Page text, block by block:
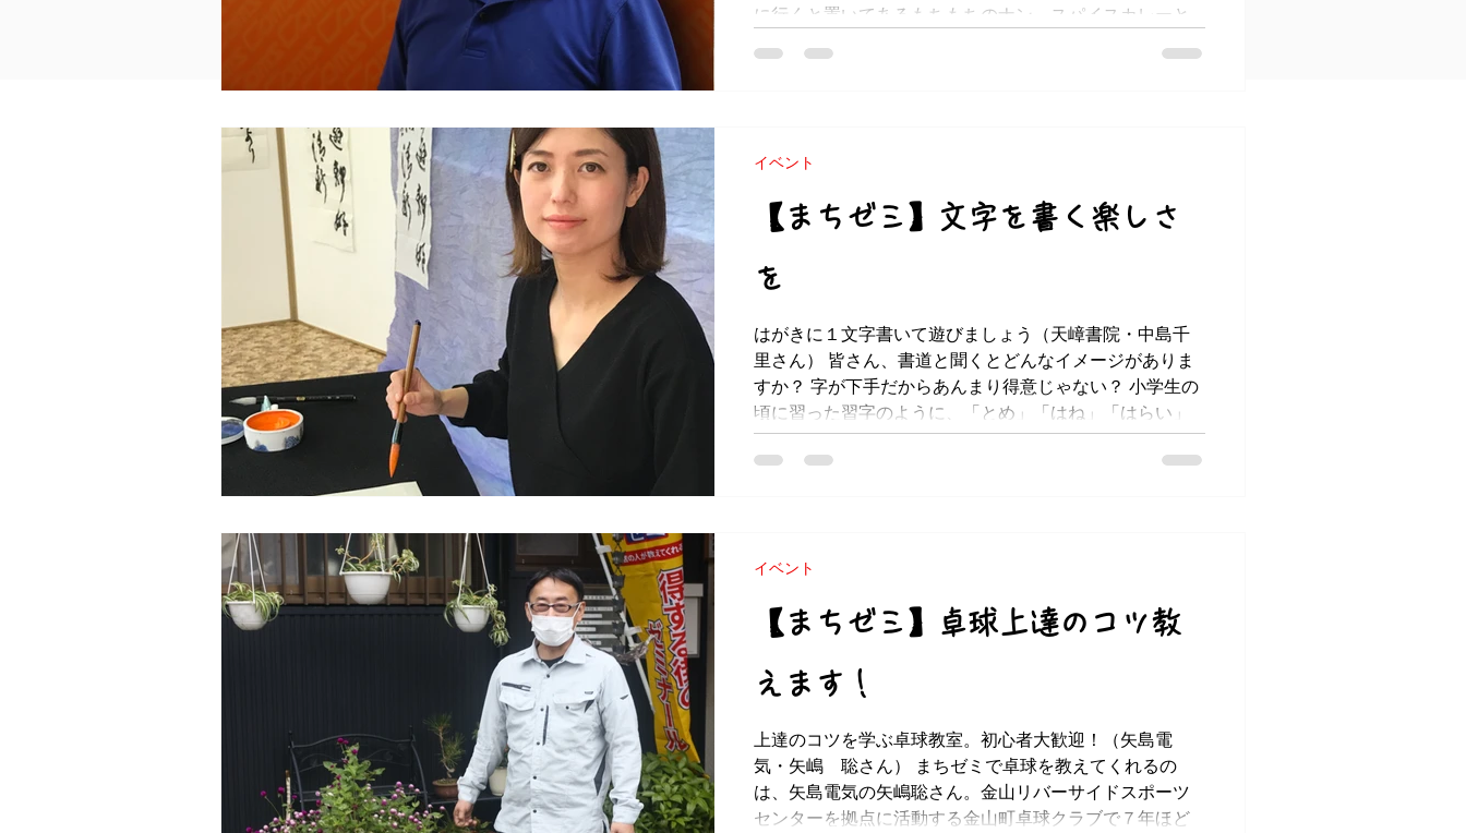
に行くと置いてあるもちもちのナン。スパイスカレーと
【まちゼミ】文字を書く楽しさ
を
はがきに１文字書いて遊びましょう（天嶂書院・中島千
里さん） 皆さん、書道と聞くとどんなイメージがありま
すか？ 字が下手だからあんまり得意じゃない？ 小学生の
頃に習った習字のように、「とめ」「はね」「はらい」
を使って、きちんとした楷書で整ったきれいな文字を書
くもの、というイメ...
イベント
【まちゼミ】卓球上達のコツ教
えます！
上達のコツを学ぶ卓球教室。初心者大歓迎！（矢島電
気・矢嶋 聡さん） まちゼミで卓球を教えてくれるの
は、矢島電気の矢嶋聡さん。金山リバーサイドスポーツ
センターを拠点に活動する金山町卓球クラブで７年ほど
イベント